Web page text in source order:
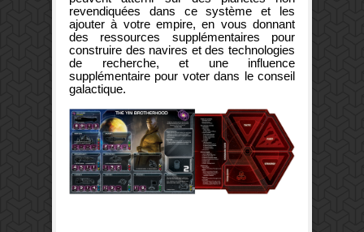
revendiquées dans ce système et les
ajouter à votre empire, en vous donnant
des ressources supplémentaires pour
construire des navires et des technologies
de recherche, et une influence
supplémentaire pour voter dans le conseil
galactique.